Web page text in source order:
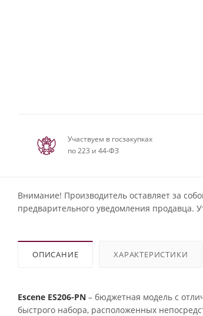
Участвуем в госзакупках
по 223 и 44-ФЗ
Внимание! Производитель оставляет за
предварительного уведомления продавца.
ОПИСАНИЕ ХАРАКТЕРИСТИКИ
Escene ES206-PN – бюджетная модель с
быстрого набора, расположенных